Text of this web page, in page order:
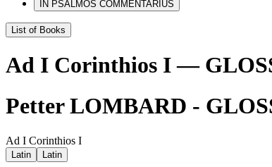
IN PSALMOS COMMENTARIUS
List of Books
Ad I Corinthios I —
Petter LOMBARD -
Ad I Corinthios I
Latin Latin